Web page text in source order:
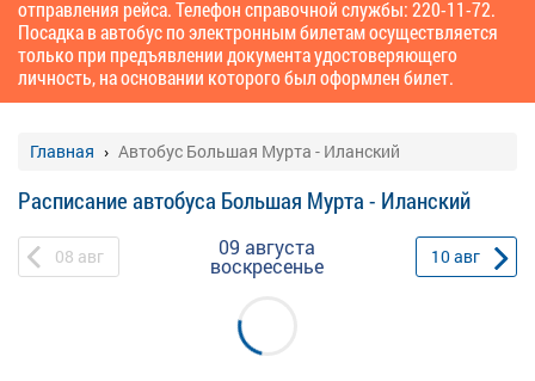
отправления рейса. Телефон справочной службы: 220-11-72.
Посадка в автобус по электронным билетам осуществляется
только при предъявлении документа удостоверяющего
личность, на основании которого был оформлен билет.
Главная Автобус Большая Мурта - Иланский
Расписание автобуса Большая Мурта - Иланский
08 авг 09 августа
воскресенье 10авг